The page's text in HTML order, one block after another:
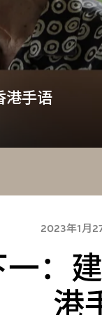
港手语
2023年1月
一：
港